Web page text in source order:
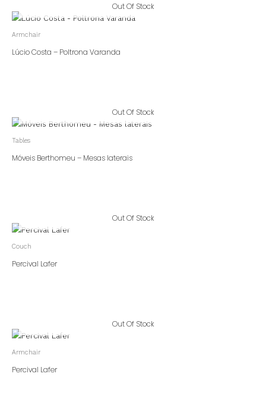
Out Of Stock
Armchair
Lúcio Costa – Poltrona Varanda
Out Of Stock
Tables
Móveis Berthomeu – Mesas laterais
Out Of Stock
Couch
Percival Lafer
Out Of Stock
Armchair
Percival Lafer